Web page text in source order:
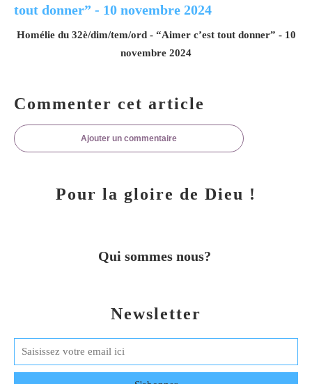
Homélie du 32è/dim/tem/ord - “Aimer c’est tout donner” - 10
novembre 2024
Commenter cet article
Ajouter un commentaire
Newsletter
Pour la gloire de Dieu !
Qui sommes nous?